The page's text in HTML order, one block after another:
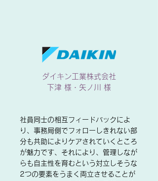
ダイキン工業株式会社
下津 様・矢ノ川 様
社員同士の相互フィードバックによ
り、事務局側でフォローしきれない部
分も共助によりケアされていくところ
が魅力です、それにより、管理しなが
らも自主性を育むという対立しそうな
2つの要素をうまく両立させることが